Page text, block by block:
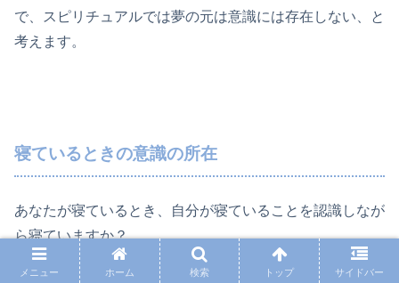
で、スピリチュアルでは夢の元は意識には存在しない、と
考えます。
寝ているときの意識の所在
あなたが寝ているとき、自分が寝ていることを認識しなが
ら寝ていますか？
メニュー ホーム 検索 トップ サイドバー